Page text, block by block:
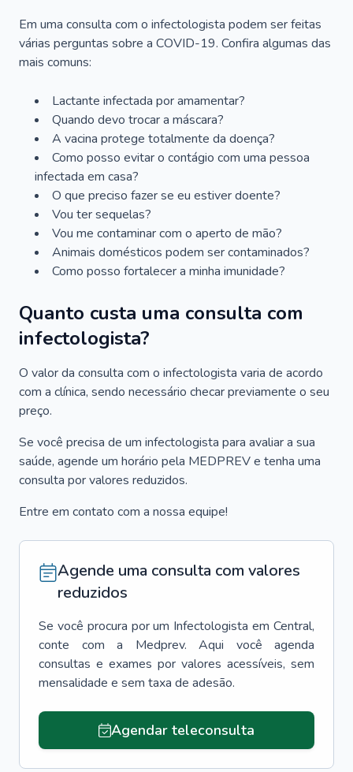
Em uma consulta com o infectologista podem ser feitas
várias perguntas sobre a COVID-19. Confira algumas das
mais comuns:
Lactante infectada por amamentar?
Quando devo trocar a máscara?
A vacina protege totalmente da doença?
Como posso evitar o contágio com uma pessoa
infectada em casa?
O que preciso fazer se eu estiver doente?
Vou ter sequelas?
Vou me contaminar com o aperto de mão?
Animais domésticos podem ser contaminados?
Como posso fortalecer a minha imunidade?
Quanto custa uma consulta com
infectologista?
O valor da consulta com o infectologista varia de acordo
com a clínica, sendo necessário checar previamente o seu
preço.
Se você precisa de um infectologista para avaliar a sua
saúde, agende um horário pela MEDPREV e tenha uma
consulta por valores reduzidos.
Entre em contato com a nossa equipe!
Agende uma consulta com valores
reduzidos
Se você procura por um Infectologista em Central,
conte com a Medprev. Aqui você agenda
consultas e exames por valores acessíveis, sem
mensalidade e sem taxa de adesão.
Agendar teleconsulta